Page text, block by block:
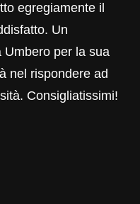
egregiamente il
Un
Umbero per la sua
nel rispondere ad
Consigliatissimi!